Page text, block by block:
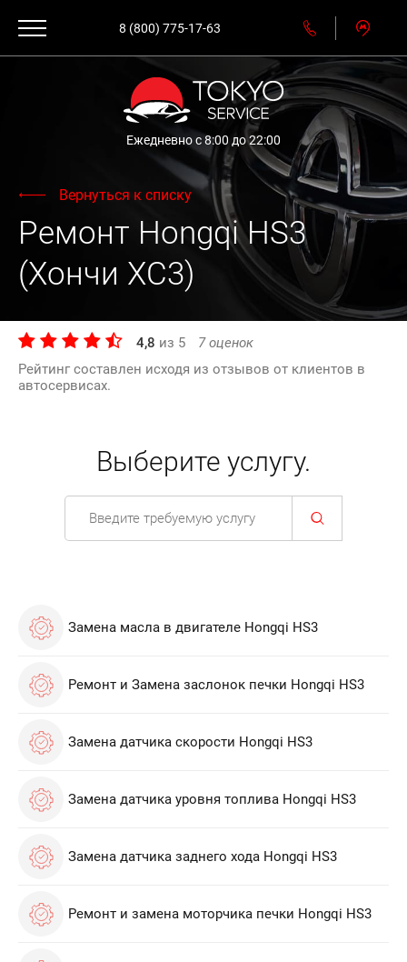
8 (800) 775-17-63
Ежедневно с 8:00 до 22:00
Вернуться к списку
Ремонт Hongqi HS3
(Хончи ХС3)
4,8 из 5 7оценок
Рейтинг составлен исходя из отзывов от клиентов в
автосервисах.
Выберите услугу.
Замена масла в двигателе Hongqi HS3
Ремонт и Замена заслонок печки Hongqi HS3
Замена датчика скорости Hongqi HS3
Замена датчика уровня топлива Hongqi HS3
Замена датчика заднего хода Hongqi HS3
Ремонт и замена моторчика печки Hongqi HS3